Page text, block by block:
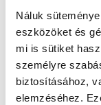
Náluk
eszközöket és
mi is sütiket
személyre
biztosításához,
elemzéséhez.